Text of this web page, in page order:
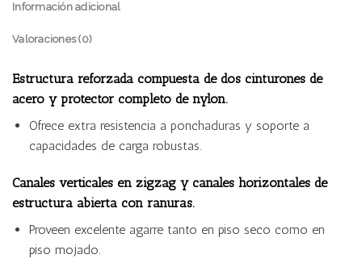
Información adicional
Valoraciones (0)
Estructura reforzada compuesta de dos cinturones de
acero y protector completo de nylon.
Ofrece extra resistencia a ponchaduras y soporte a
capacidades de carga robustas.
Canales verticales en zigzag y canales horizontales de
estructura abierta con ranuras.
Proveen excelente agarre tanto en piso seco como en
piso mojado.